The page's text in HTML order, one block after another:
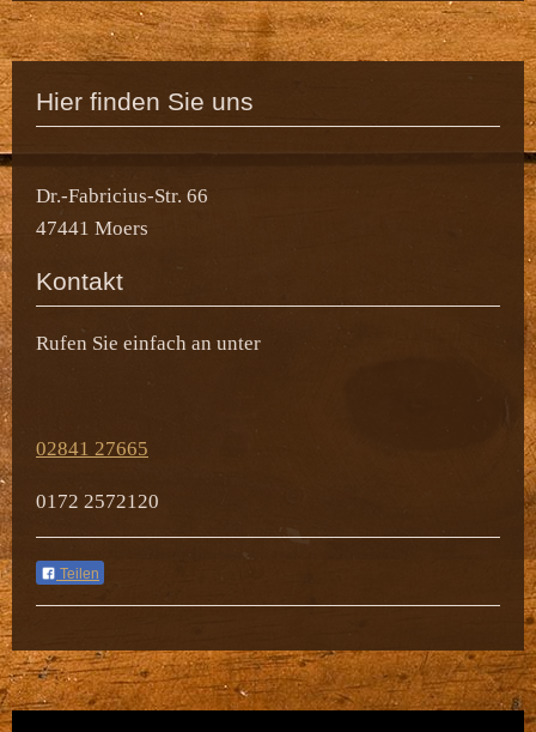
Hier finden Sie uns
Dr.-Fabricius-Str. 66
47441 Moers
Kontakt
Rufen Sie einfach an unter
02841 27665
0172 2572120
Teilen